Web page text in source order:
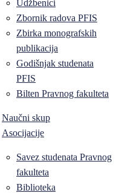
Udžbenici
Zbornik radova PFIS
Zbirka monografskih
publikacija
Godišnjak studenata
PFIS
Bilten Pravnog fakulteta
Naučni skup
Asocijacije
Savez studenata Pravnog
fakulteta
Biblioteka